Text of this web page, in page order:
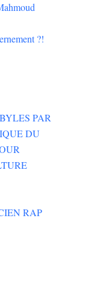
?!
PAR
DU
RAP